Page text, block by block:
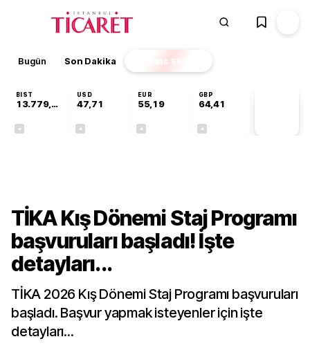
Bugün Son Dakika Finans EKSTRA
BIST
13.779,39
USD
47,71
EUR
55,19
GBP
64,41
TİKA Kış Dönemi Staj Programı
başvuruları başladı! İşte
detayları...
TİKA 2026 Kış Dönemi Staj Programı başvuruları
başladı. Başvur yapmak isteyenler için işte
detayları...